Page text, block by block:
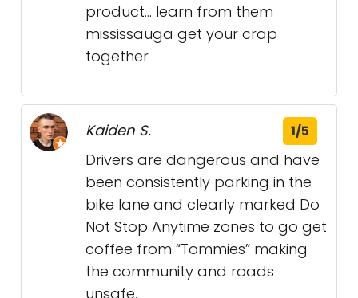
product... learn from them
mississauga get your crap
together
Kaiden S. 1/5
Drivers are dangerous and have
been consistently parking in the
bike lane and clearly marked Do
Not Stop Anytime zones to go get
coffee from “Tommies” making
the community and roads
unsafe.